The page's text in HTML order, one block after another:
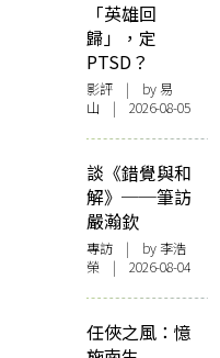
「英雄回
歸」，定
PTSD？
影評 | by 易
山 | 2026-08-05
談《錯覺與和
解》──筆訪
嚴瀚欽
專訪 | by 李浩
榮 | 2026-08-04
任俠之風：憶